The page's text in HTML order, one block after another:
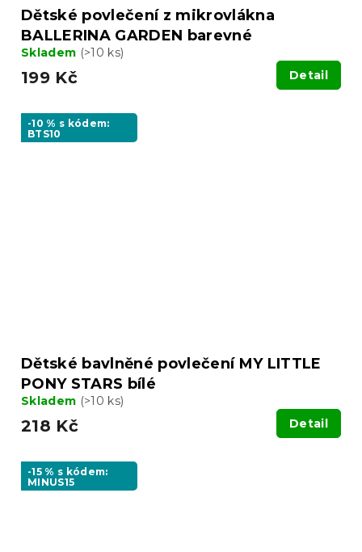
Dětské povlečení z mikrovlákna
BALLERINA GARDEN barevné
Skladem (>10 ks)
199 Kč Detail
-10 % s kódem:
BTS10
Dětské bavlněné povlečení MY LITTLE
PONY STARS bílé
Skladem (>10 ks)
218 Kč Detail
-15 % s kódem:
MINUS15